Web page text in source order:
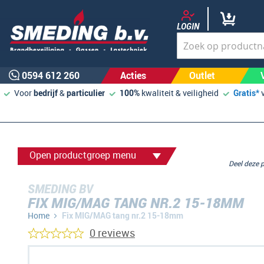
LOGIN
0594 612 260 Acties Outlet
Voorbedrijf&particulier 100% kwaliteit & veiligheid Gratis*
Open productgroep menu
SMEDING BV
FIX MIG/MAG TANG NR.2 15-18MM
Home Fix MIG/MAG tang nr.2 15-18mm
Deel
0 reviews
Ga